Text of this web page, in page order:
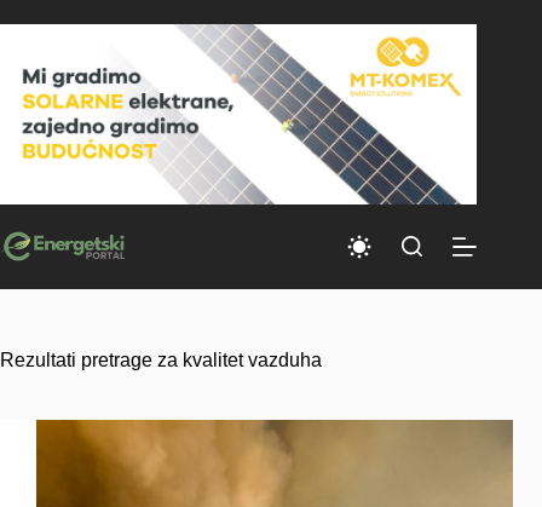
to
Rezultati pretrage za kvalitet vazduha